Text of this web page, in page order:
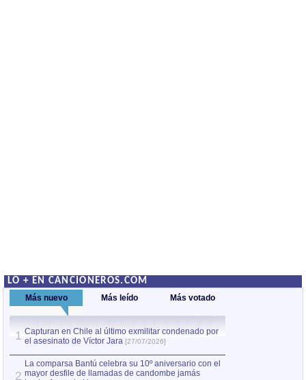
LO + EN CANCIONEROS.COM
Más nuevo Más leído Más votado
1 Capturan en Chile al último exmilitar condenado por
el asesinato de Víctor Jara [27/07/2026]
2
La comparsa Bantú celebra su 10º aniversario con el
mayor desfile de llamadas de candombe jamás